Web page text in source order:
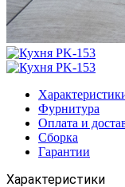
Фурнитура
Оплата и
Сборка
Гарантии
Характеристики